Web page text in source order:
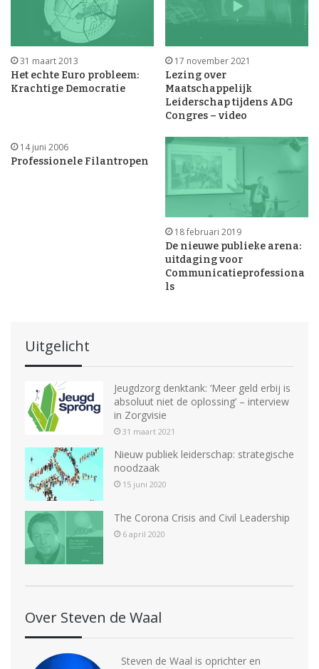
31 maart 2013
Het echte Euro probleem:
Krachtige Democratie
17 november 2021
Lezing over
Maatschappelijk
Leiderschap tijdens ADG
Congres – video
14 juni 2006
Professionele Filantropen
18 februari 2019
De nieuwe publieke arena:
uitdaging voor
Communicatieprofessiona
ls
Uitgelicht
Jeugdzorg denktank: ‘Meer geld erbij is
absoluut niet de oplossing’ – interview
in Zorgvisie
31 maart 2021
Nieuw publiek leiderschap: strategische
noodzaak
15 juni 2020
The Corona Crisis and Civil Leadership
6 april 2020
Over Steven de Waal
Steven de Waal is oprichter en